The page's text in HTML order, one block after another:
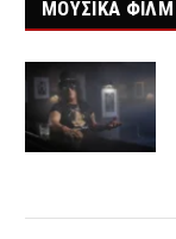
ΜΟΥΣΙΚΑ ΦΙΛΜ